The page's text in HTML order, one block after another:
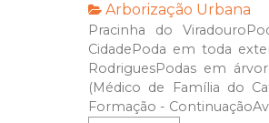
Arborização Urbana
Pracinha do
CidadePoda em toda
RodriguesPodas em
(Médico de Família do
Formação -